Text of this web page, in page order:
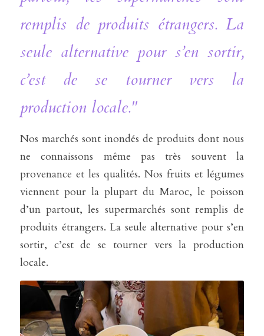
remplis de produits étrangers. La
seule alternative pour s’en sortir,
c’est de se tourner vers la
production locale."
Nos marchés sont inondés de produits dont nous
ne connaissons même pas très souvent la
provenance et les qualités. Nos fruits et légumes
viennent pour la plupart du Maroc, le poisson
d’un partout, les supermarchés sont remplis de
produits étrangers. La seule alternative pour s’en
sortir, c’est de se tourner vers la production
locale.